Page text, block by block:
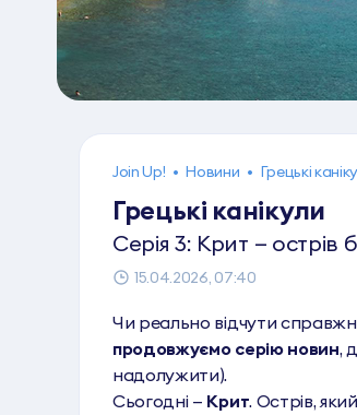
Join Up! • Новини • Грецькі
Грецькі канікули
Серія 3: Крит — острів
15.04.2026, 07:40
Чи реально відчути
продовжуємо серію новин,
надолужити).
Сьогодні — Крит. Острів,